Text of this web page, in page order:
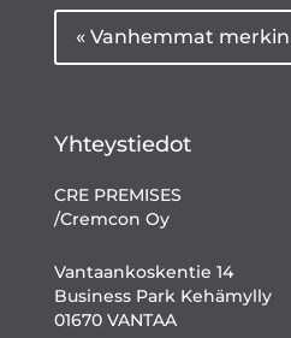
« Vanhemmat
Yhteystiedot
CRE PREMISES
/Cremcon Oy
Vantaankoskentie 14
Business Park Kehämylly
01670 VANTAA